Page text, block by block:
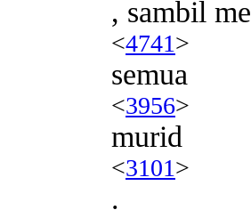
, sambil
<4741>
semua
<3956>
murid
<3101>
.